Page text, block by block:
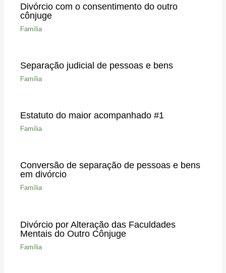
Divórcio com o consentimento do outro
cônjuge
Família
Separação judicial de pessoas e bens
Família
Estatuto do maior acompanhado #1
Família
Conversão de separação de pessoas e bens
em divórcio
Família
Divórcio por Alteração das Faculdades
Mentais do Outro Cônjuge
Família